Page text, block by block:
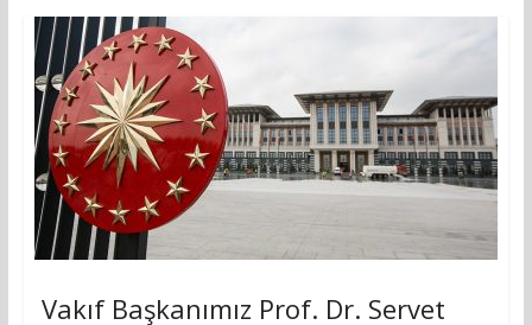
Vakıf Başkanımız Prof. Dr. Servet